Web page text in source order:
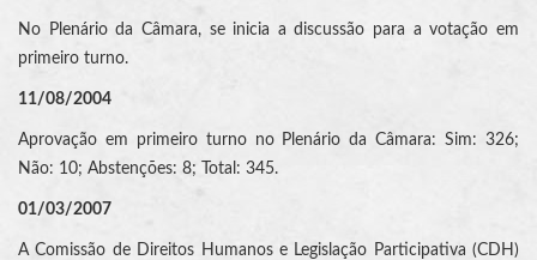
No Plenário da Câmara, se inicia a discussão para a votação em
primeiro turno.
11/08/2004
Aprovação em primeiro turno no Plenário da Câmara: Sim: 326;
Não: 10; Abstenções: 8; Total: 345.
01/03/2007
A Comissão de Direitos Humanos e Legislação Participativa (CDH)